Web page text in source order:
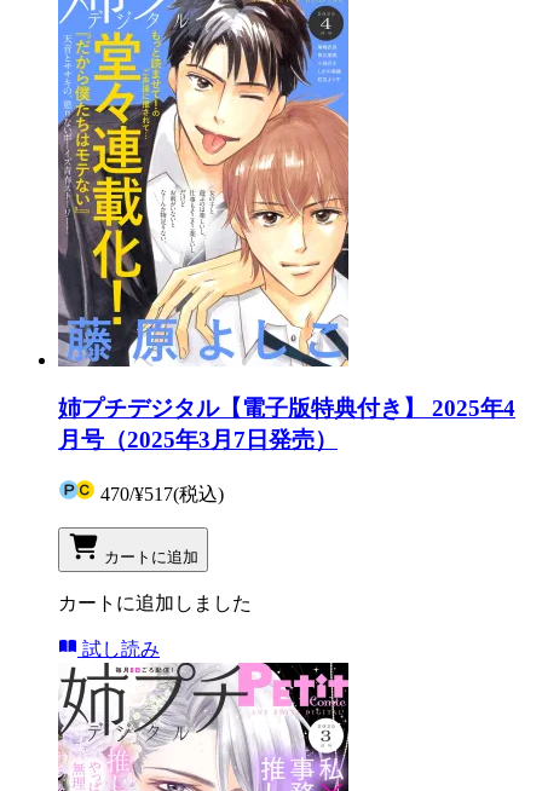
姉プチデジタル【電子版特典付き】 2025年4
月号（2025年3月7日発売）
470/¥517(税込)
カートに追加
カートに追加しました
試し読み